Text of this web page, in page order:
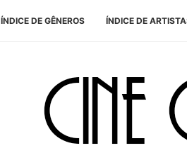
ÍNDICE DE GÊNEROS ÍNDICE DE